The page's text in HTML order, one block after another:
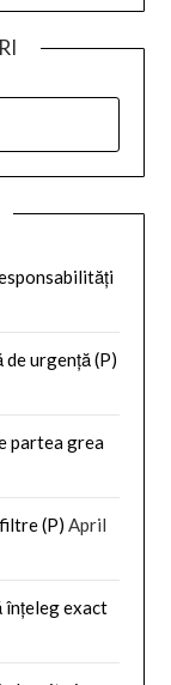
urgență (P)
partea grea
(P) April
înțeleg exact